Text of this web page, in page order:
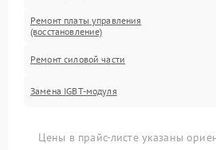
Ремонт платы управления
(восстановление)
Ремонт силовой части
Замена IGBT-модуля
Цены в прайс-листе указаны